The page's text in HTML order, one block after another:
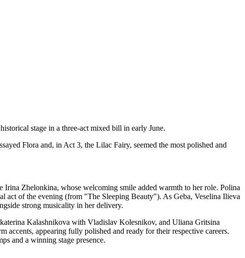
stage in a three-act mixed bill in early June.
Flora and, in Act 3, the Lilac Fairy, seemed the most polished and
Irina Zhelonkina, whose welcoming smile added warmth to her role. Polina
act of the evening (from "The Sleeping Beauty"). As Geba, Veselina Ilieva
strong musicality in her delivery.
Kalashnikova with Vladislav Kolesnikov, and Uliana Gritsina
appearing fully polished and ready for their respective careers.
and a winning stage presence.